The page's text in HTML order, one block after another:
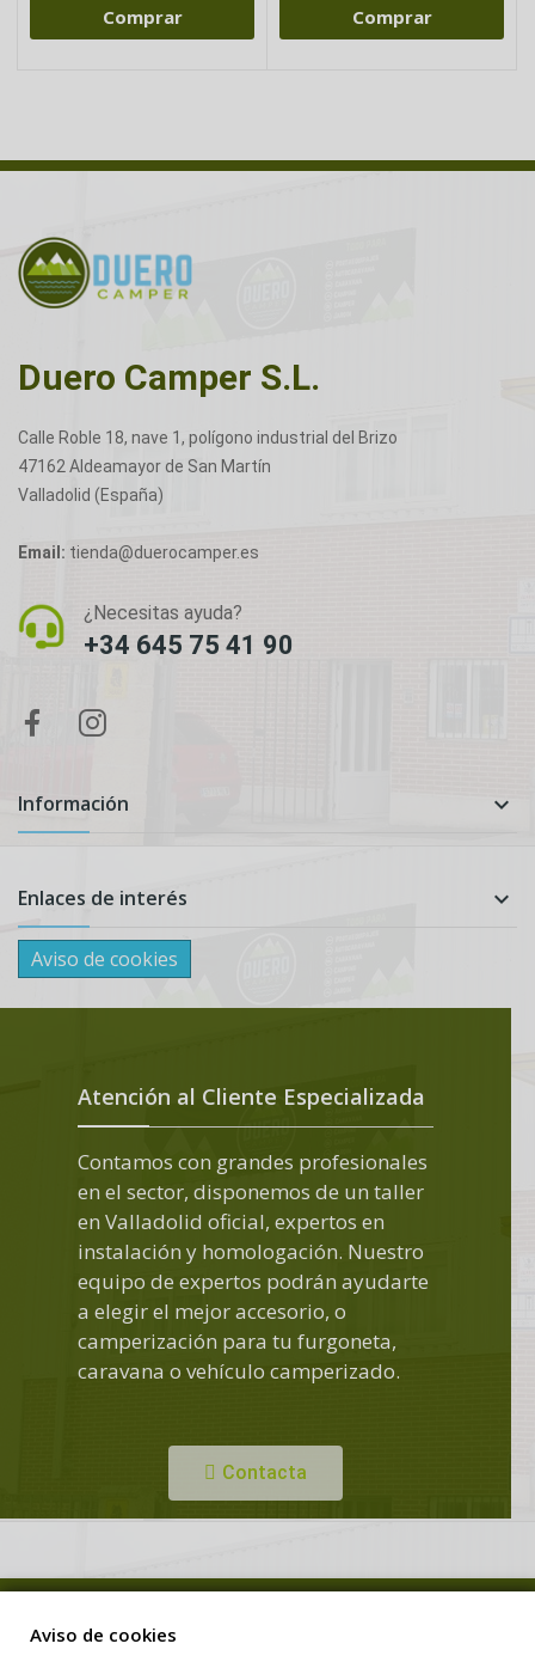
Comprar Comprar
Duero Camper S.L.
Calle Roble 18, nave 1, polígono industrial del Brizo
47162 Aldeamayor de San Martín
Valladolid (España)
Email: tienda@duerocamper.es
¿Necesitas ayuda?
+34 645 75 41 90
Información 
Enlaces de interés 
Aviso de cookies
Atención al Cliente Especializada
Contamos con grandes profesionales
en el sector, disponemos de un taller
en Valladolid oficial, expertos en
instalación y homologación. Nuestro
equipo de expertos podrán ayudarte
a elegir el mejor accesorio, o
camperización para tu furgoneta,
caravana o vehículo camperizado.
Contacta
Aviso de cookies